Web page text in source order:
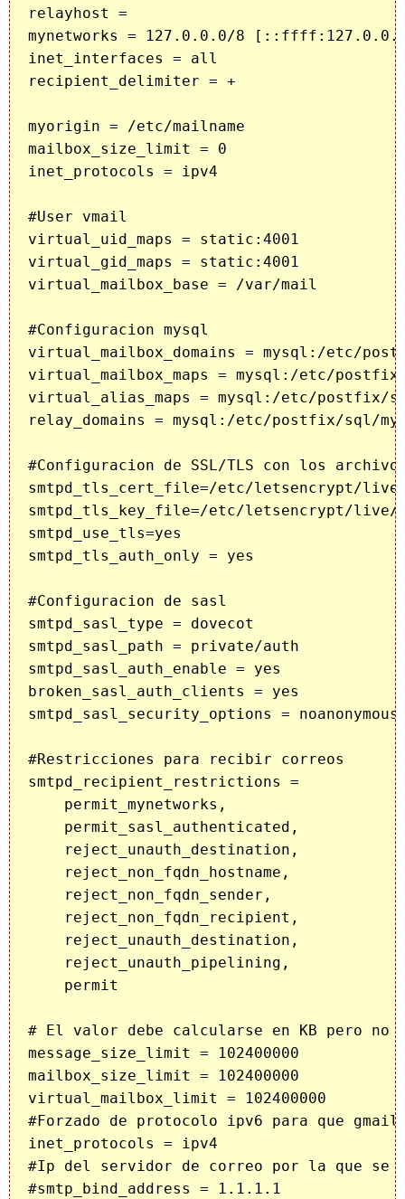
relayhost =
mynetworks = 127.0.0.0/8
inet_interfaces = all
recipient_delimiter = +
myorigin = /etc/mailname
mailbox_size_limit = 0
inet_protocols = ipv4
#User vmail
virtual_uid_maps = static:4001
virtual_gid_maps = static:4001
virtual_mailbox_base = /var/mail
#Configuracion mysql
virtual_mailbox_domains = mysql:/etc/
virtual_mailbox_maps = mysql:/etc/
virtual_alias_maps = mysql:/etc/postfix/
relay_domains = mysql:/etc/postfix/sql/
#Configuracion de SSL/TLS con los
smtpd_tls_cert_file=/etc/letsencrypt/live/
smtpd_tls_key_file=/etc/letsencrypt/live/
smtpd_use_tls=yes
smtpd_tls_auth_only = yes
#Configuracion de sasl
smtpd_sasl_type = dovecot
smtpd_sasl_path = private/auth
smtpd_sasl_auth_enable = yes
broken_sasl_auth_clients = yes
smtpd_sasl_security_options = noanonymous
#Restricciones para recibir correos
smtpd_recipient_restrictions =
    permit_mynetworks,
    permit_sasl_authenticated,
    reject_unauth_destination,
    reject_non_fqdn_hostname,
    reject_non_fqdn_sender,
    reject_non_fqdn_recipient,
    reject_unauth_destination,
    reject_unauth_pipelining,
    permit
# El valor debe calcularse en KB pero no
message_size_limit = 102400000
mailbox_size_limit = 102400000
virtual_mailbox_limit = 102400000
#Forzado de protocolo ipv6 para que
inet_protocols = ipv4
#Ip del servidor de correo por la que se